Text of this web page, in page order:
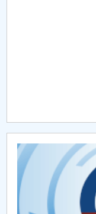
Chestionar
CAR2026
MENIU CANTINA